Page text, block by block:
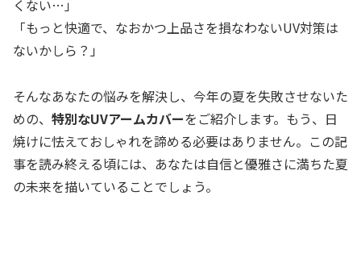
くない…」
「もっと快適で、なおかつ上品さを損なわないUV対策は
ないかしら？」
そんなあなたの悩みを解決し、今年の夏を失敗させないた
めの、 特別なUVアームカバーをご紹介します。もう、日
焼けに怯えておしゃれを諦める必要はありません。この記
事を読み終える頃には、あなたは自信と優雅さに満ちた夏
の未来を描いていることでしょう。